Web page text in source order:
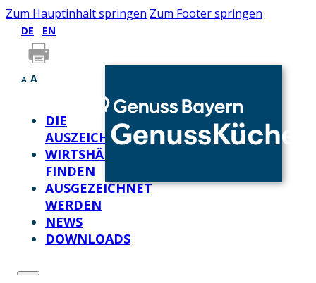
Zum Hauptinhalt springen Zum Footer springen
DE EN
A A
DIE
AUSZEICHNUNG
WIRTSHÄUSER
FINDEN
AUSGEZEICHNET
WERDEN
NEWS
DOWNLOADS